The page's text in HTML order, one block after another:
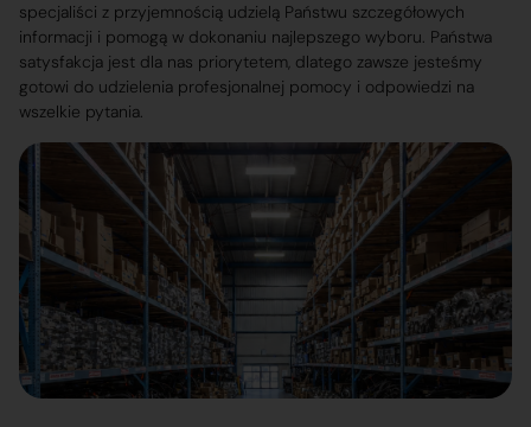
specjaliści z przyjemnością udzielą Państwu szczegółowych
informacji i pomogą w dokonaniu najlepszego wyboru. Państwa
satysfakcja jest dla nas priorytetem, dlatego zawsze jesteśmy
gotowi do udzielenia profesjonalnej pomocy i odpowiedzi na
wszelkie pytania.